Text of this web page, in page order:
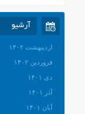
آرشیو
اردیبهشت ۱۴۰۲
فروردین ۱۴۰۲
دی ۱۴۰۱
آذر ۱۴۰۱
آبان ۱۴۰۱